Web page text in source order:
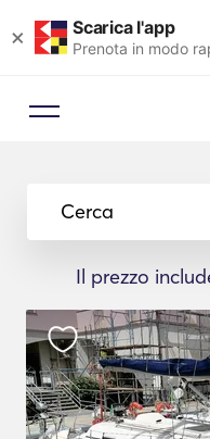
× Scarica l'app
Prenota in modo
Cerca
Il prezzo